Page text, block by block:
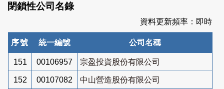
閉鎖性公司名錄
資料更新頻率：即時
序號 統一編號 公司名稱
151 00106957 宗盈投資股份有限公司
152 00107082 中山營造股份有限公司